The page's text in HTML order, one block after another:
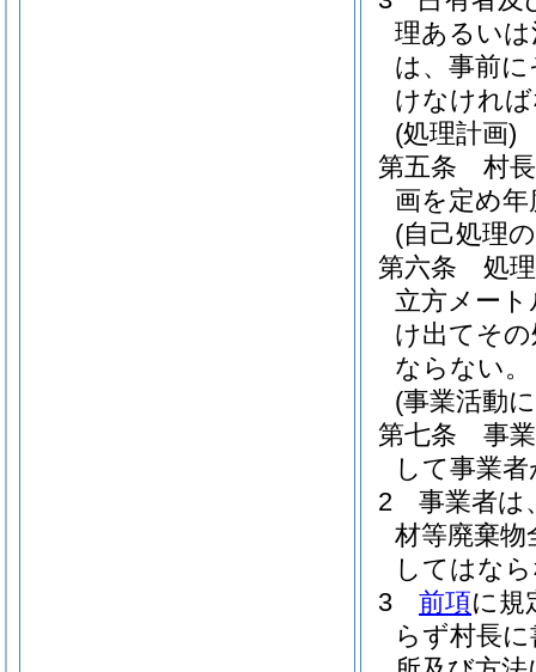
理あるい
は、事前
けなけれ
(処理計画)
第五条
村
画を定め
(自己処理
第六条
処
立方メー
け出てそ
ならない。
(事業活動
第七条
事
して事業
2
事業者は
材等廃棄
してはな
3
前項に規
らず村長